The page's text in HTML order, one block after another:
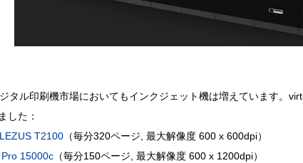
タル印刷機市場においてもインクジェット機は増えています。
した：
T2100 （毎分320ページ, 最大解像度 600 x 600dpi）
15000c （毎分150ページ, 最大解像度 600 x 1200dpi）